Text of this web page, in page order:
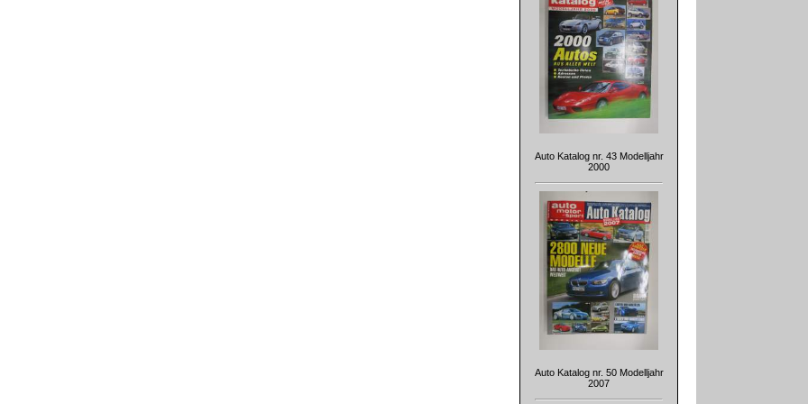
Auto Katalog nr. 43 Modelljahr
2000
Auto Katalog nr. 50 Modelljahr
2007